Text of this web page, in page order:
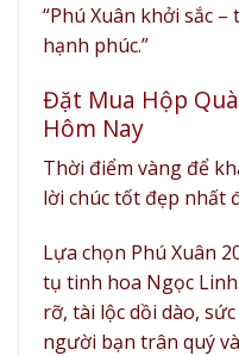
“Phú Xuân khởi sắc
hạnh phúc.”
Đặt Mua Hộp
Hôm Nay
Thời điểm vàng để
lời chúc tốt đẹp nhất
Lựa chọn Phú Xuân
tụ tinh hoa Ngọc
rỡ, tài lộc dồi dào,
người bạn trân quý